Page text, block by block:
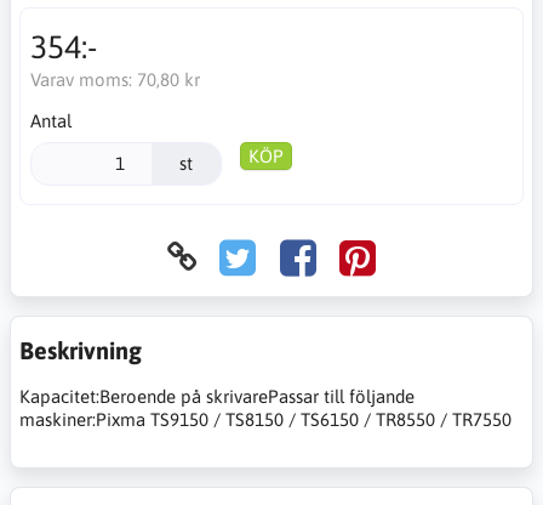
354:-
Varav moms: 70,80 kr
Antal
st KÖP
Beskrivning
Kapacitet:Beroende på skrivarePassar till följande
maskiner:Pixma TS9150 / TS8150 / TS6150 / TR8550 / TR7550